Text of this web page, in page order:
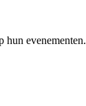
hun evenementen.